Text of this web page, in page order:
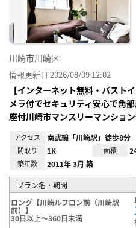
川崎市川崎区
情報更新日 2026/08/09 12:02
【インターネット無料・バスト
メラ付でセキュリティ安心で角
座付川崎市マンスリーマンショ
アクセス 南武線「川崎駅」徒歩8分
間取り 1K 面積
築年数 2011年 3月 築
プラン名・期間
ロング【川崎ルフロン前（川崎駅
前）】
30日以上～360日未満